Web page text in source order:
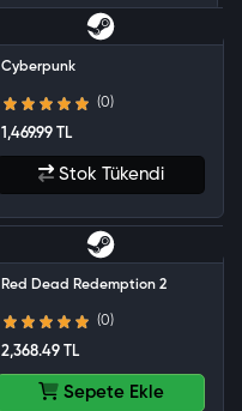
Cyberpunk
(0)
1,469.99 TL
Stok Tükendi
Red Dead Redemption 2
(0)
2,368.49 TL
Sepete Ekle